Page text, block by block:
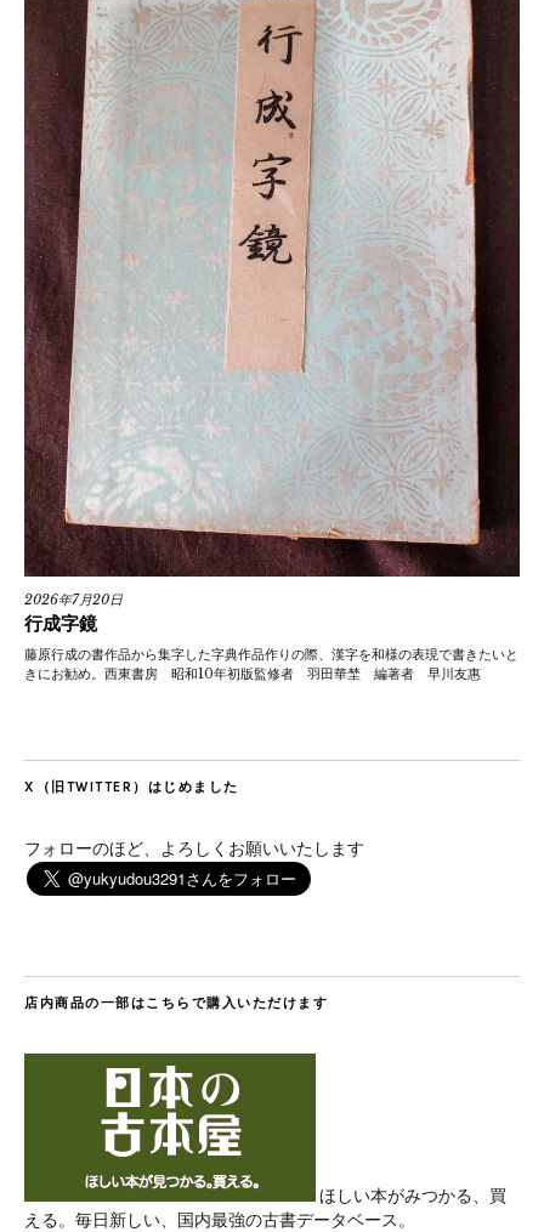
2026年7月20日
行成字鏡
藤原行成の書作品から集字した字典作品作りの際、漢字を和様の表現で書きたいと
きにお勧め。西東書房 昭和10年初版監修者 羽田華埜 編著者 早川友惠
X（旧TWITTER）はじめました
フォローのほど、よろしくお願いいたします
店内商品の一部はこちらで購入いただけます
ほしい本がみつかる、買
える。毎日新しい、国内最強の古書データベース。